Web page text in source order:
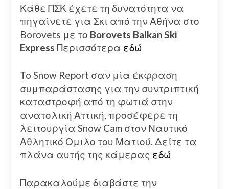
Κάθε ΠΣΚ έχετε τη δυνατότητα να
πηγαίνετε για Σκι από την Αθήνα στο
Borovets με το Borovets Balkan Ski
Express Περισσότερα εδώ
To Snow Report σαν μία έκφραση
συμπαράστασης για την συντριπτική
καταστροφή από τη φωτιά στην
ανατολική Αττική, προσέφερε τη
λειτουργία Snow Cam στον Ναυτικό
Αθλητικό Ομιλο του Ματιού. Δείτε τα
πλάνα αυτής της κάμερας εδώ
Παρακαλούμε διαβάστε την